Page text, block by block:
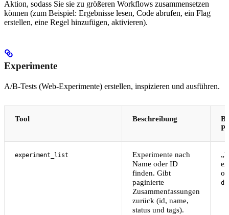
Aktion, sodass Sie sie zu größeren Workflows zusammensetzen
können (zum Beispiel: Ergebnisse lesen, Code abrufen, ein Flag
erstellen, eine Regel hinzufügen, aktivieren).
Experimente
A/B-Tests (Web-Experimente) erstellen, inspizieren und ausführen.
Tool Beschreibung
experiment_list
Experimente nach
Name oder ID
finden. Gibt
paginierte
Zusammenfassungen
zurück (id, name,
status und tags).